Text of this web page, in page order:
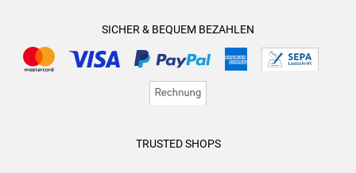
SICHER & BEQUEM BEZAHLEN
TRUSTED SHOPS